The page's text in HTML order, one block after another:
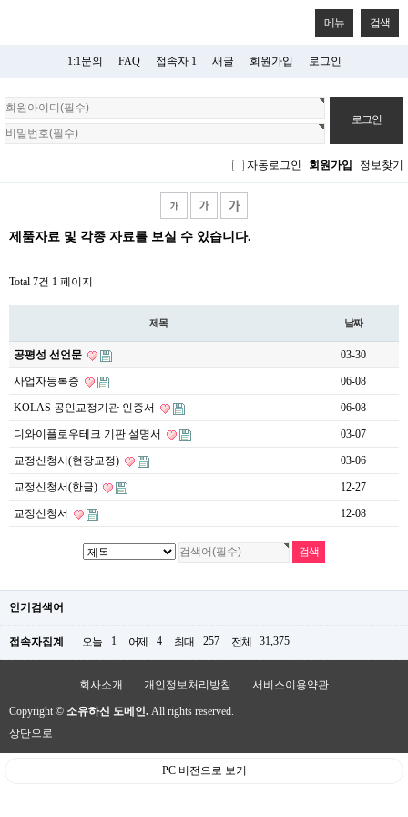
메뉴 검색
1:1문의 FAQ 접속자 1 새글 회원가입 로그인
회
원
로
자동로그인 회원가입 정보찾기
제품자료 및 각종 자료를 보실 수 있습니다.
Total 7건 1 페이지
제목 날짜
공평성 선언문 03-30
사업자등록증 06-08
KOLAS 공인교정기관 인증서 06-08
디와이플로우테크 기판 설명서 03-07
교정신청서(현장교정) 03-06
교정신청서(한글) 12-27
교정신청서 12-08
인기검색어
접속자집계 오늘 1 어제 4 최대 257 전체 31,375
회사소개 개인정보처리방침 서비스이용약관
Copyright © 소유하신 도메인. All rights reserved.
상단으로
PC 버전으로 보기